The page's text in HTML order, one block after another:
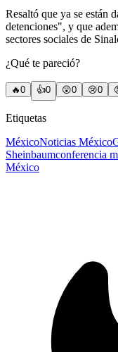
Resaltó que ya se están
detenciones", y que
sectores sociales de
¿Qué te pareció?
🔥0 👍0 😲0 😢0
Etiquetas
MéxicoNoticias México
Sheinbaumconferencia
México